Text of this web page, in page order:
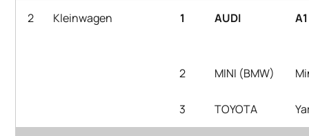
2 Kleinwagen 1 AUDI
2 MINI (BMW)
3 TOYOTA